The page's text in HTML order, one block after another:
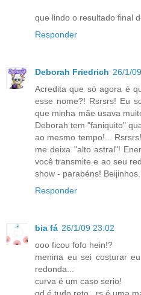
que lindo o resultado final
Responder
Deborah Friedrich 26/1/
Acredita que só agora é
esse nome?! Rsrsrs! Eu
que minha mãe usava
Deborah tem "faniquito"
ao mesmo tempo!...
me deixa "alto astral"!
você transmite e ao seu
show - parabéns!
Responder
bia fá 26/1/09 23:02
ooo ficou fofo hein!?
menina eu sei costurar
redonda...
curva é um caso serio!
qd é tudo reto...rs é uma